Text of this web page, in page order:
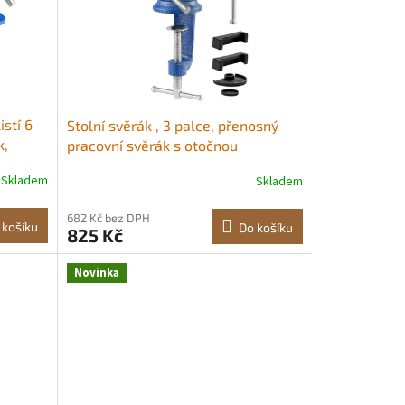
6
pro
Skladem
košíku
Stolní svěrák , 3 palce, přenosný
pracovní svěrák s otočnou
otočná svěrka, zvýšená základna,
dřeva, obrábění kovů, vrtání a
řezání Stolní svěrák Hladká rukojeť
Robustní
Skladem
682 Kč bez DPH
825 Kč Do košíku
Novinka